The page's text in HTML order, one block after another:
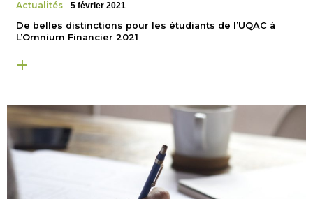
Actualités 5 février 2021
De belles distinctions pour les étudiants de l’UQAC à
L’Omnium Financier 2021